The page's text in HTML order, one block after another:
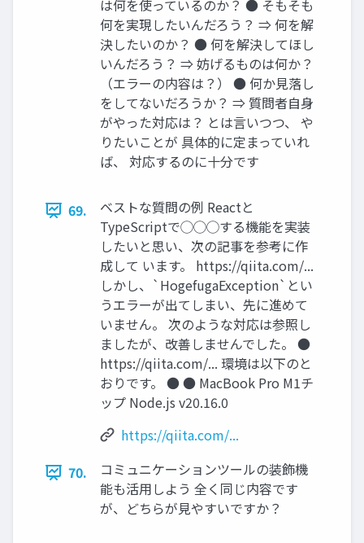
は何を使っているのか？ ● そもそも
何を実現したいんだろう？ ⇒ 何を解
決したいのか？ ● 何を解決してほし
いんだろう？ ⇒ 妨げるものは何か？
（エラーの内容は？） ● 何か⾒落し
をしてないだろうか？ ⇒ 質問者⾃⾝
がやった対応は？ とは⾔いつつ、 や
りたいことが 具体的に定まっていれ
ば、 対応するのに⼗分です
69.
ベストな質問の例 Reactと
TypeScriptで◯◯◯する機能を実装
したいと思い、次の記事を参考に作
成して います。 https://qiita.com/...
しかし、`HogefugaException`とい
うエラーが出てしまい、先に進めて
いません。 次のような対応は参照し
ましたが、改善しませんでした。 ●
https://qiita.com/... 環境は以下のと
おりです。 ● ● MacBook Pro M1チ
ップ Node.js v20.16.0
https://qiita.com/...
70.
コミュニケーションツールの装飾機
能も活⽤しよう 全く同じ内容です
が、どちらが⾒やすいですか？